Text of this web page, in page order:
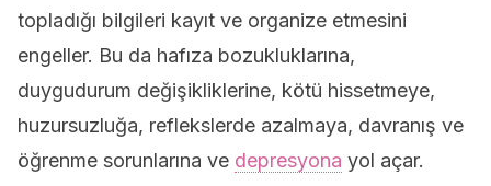
topladığı bilgileri kayıt ve organize etmesini
engeller. Bu da hafıza bozukluklarına,
duygudurum değişikliklerine, kötü hissetmeye,
huzursuzluğa, reflekslerde azalmaya, davranış ve
öğrenme sorunlarına ve depresyona yol açar.